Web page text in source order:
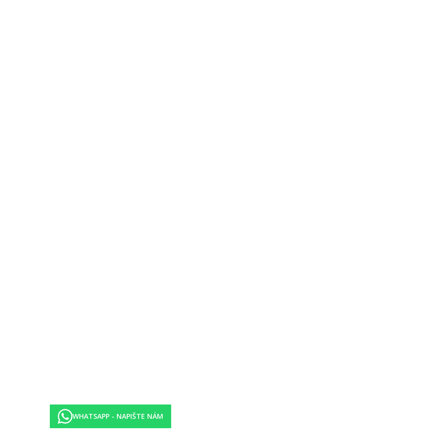
restaurace, 2 bary, střešní terasa, konferenční sály, welness, fitness, kadeřnictví.
zdarma, osušky oproti kauci.
bali beds.
a snacků
pískem a pozvolným vstupem do moře, lehátka a slunečníky za poplatek.
WHATSAPP - NAPIŠTE NÁM